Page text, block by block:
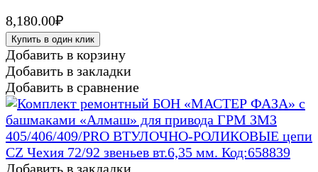
8,180.00₽
Купить в один клик
Добавить в корзину
Добавить в закладки
Добавить в сравнение
Добавить в закладки